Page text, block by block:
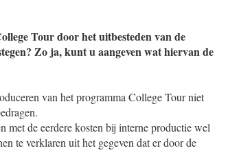
Tour door het uitbesteden van de
Zo ja, kunt u aangeven wat hiervan de
van het programma College Tour niet
de eerdere kosten bij interne productie wel
te verklaren uit het gegeven dat er door de